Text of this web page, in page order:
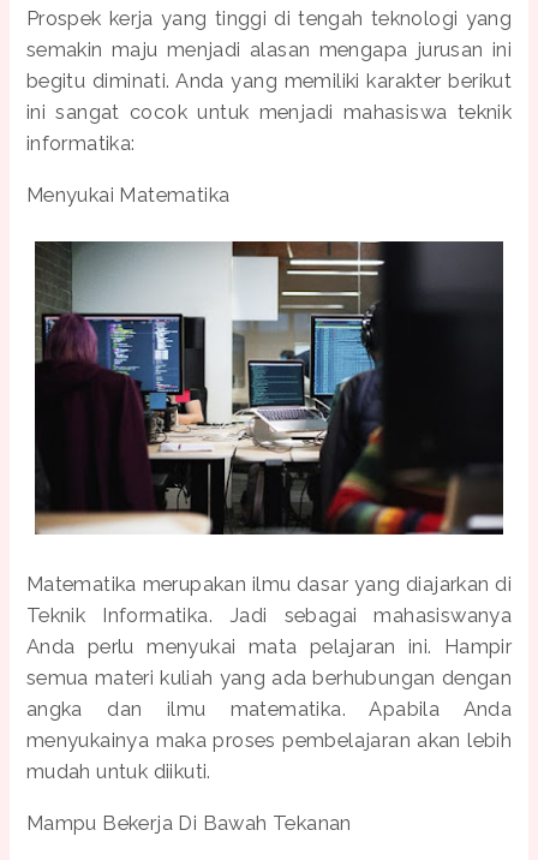
Prospek kerja yang tinggi di tengah teknologi yang
semakin maju menjadi alasan mengapa jurusan ini
begitu diminati. Anda yang memiliki karakter berikut
ini sangat cocok untuk menjadi mahasiswa teknik
informatika:
Menyukai Matematika
Matematika merupakan ilmu dasar yang diajarkan di
Teknik Informatika. Jadi sebagai mahasiswanya
Anda perlu menyukai mata pelajaran ini. Hampir
semua materi kuliah yang ada berhubungan dengan
angka dan ilmu matematika. Apabila Anda
menyukainya maka proses pembelajaran akan lebih
mudah untuk diikuti.
Mampu Bekerja Di Bawah Tekanan